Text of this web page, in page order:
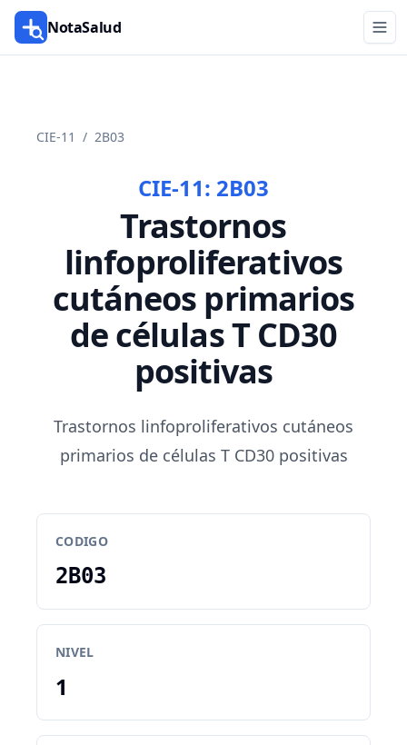
NotaSalud
CIE-11 / 2B03
CIE-11: 2B03
Trastornos
linfoproliferativos
cutáneos primarios
de células T CD30
positivas
Trastornos linfoproliferativos cutáneos
primarios de células T CD30 positivas
CODIGO
2B03
NIVEL
1